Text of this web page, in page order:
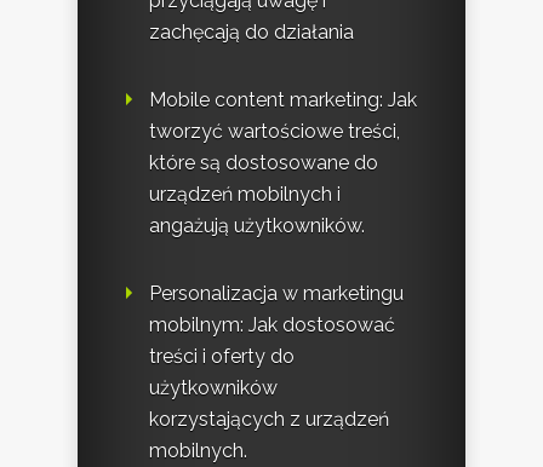
zachęcają do działania
Mobile content marketing: Jak
tworzyć wartościowe treści,
które są dostosowane do
urządzeń mobilnych i
angażują użytkowników.
Personalizacja w marketingu
mobilnym: Jak dostosować
treści i oferty do
użytkowników
korzystających z urządzeń
mobilnych.